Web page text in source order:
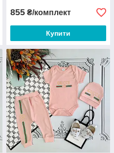
855 ₴/комплект
Купити